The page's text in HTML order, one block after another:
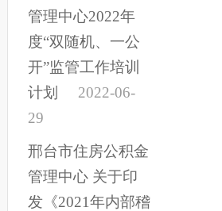
管理中心2022年
度“双随机、一公
开”监管工作培训
计划
2022-06-
29
邢台市住房公积金
管理中心 关于印
发《2021年内部稽